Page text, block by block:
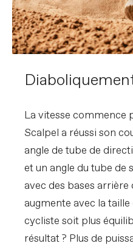
La vitesse commence
Scalpel a réussi son
angle de tube de
et un angle du tube de
avec des bases
augmente avec la
cycliste soit plus
résultat ? Plus de